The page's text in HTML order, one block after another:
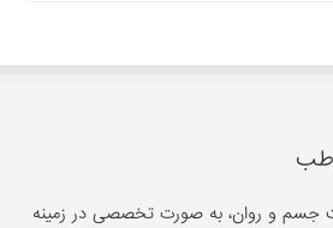
طب
جسم و روان، به صورت تخصصی در زمینه